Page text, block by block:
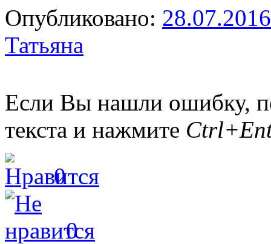
Опубликовано: 28.07.2016
Татьяна
Если Вы нашли ошибку,
текста и нажмите
0
0